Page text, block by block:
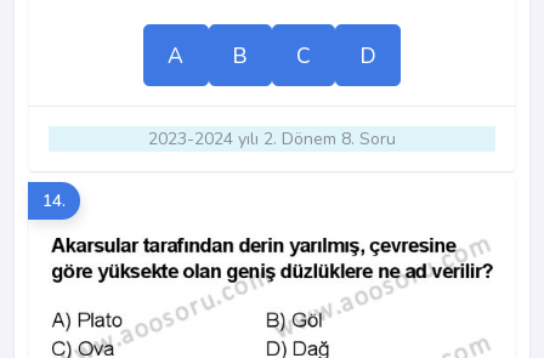
A B C D
2023-2024 yılı 2. Dönem 8. Soru
14.